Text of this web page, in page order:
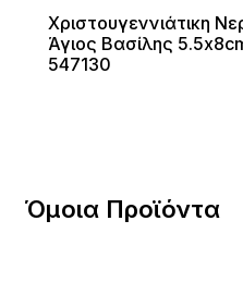
Χριστουγεννιάτικη
Άγιος Βασίλης
547130
Όμοια Προϊόντα